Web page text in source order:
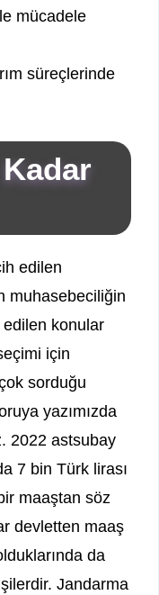
mücadele
süreçlerinde
edilen
muhasebeciliğin
konular
için
sorduğu
yazımızda
2022 astsubay
7 bin Türk lirası
maaştan söz
devletten maaş
da
Jandarma